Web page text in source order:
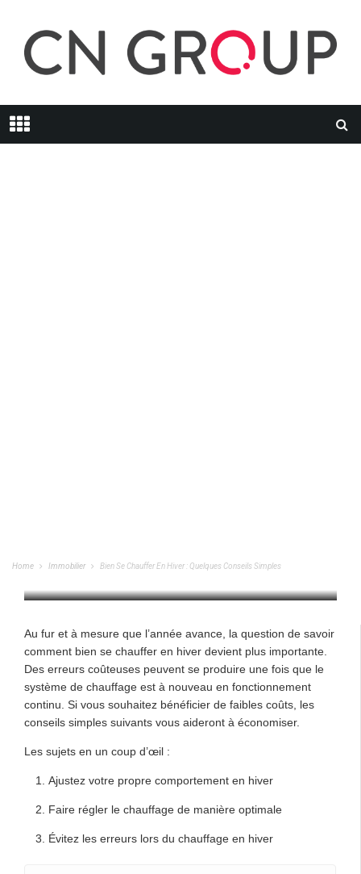
Home Immobilier Bien Se Chauffer En Hiver : Quelques Conseils Simples
Au fur et à mesure que l’année avance, la question de savoir
comment bien se chauffer en hiver devient plus importante.
Des erreurs coûteuses peuvent se produire une fois que le
système de chauffage est à nouveau en fonctionnement
continu. Si vous souhaitez bénéficier de faibles coûts, les
conseils simples suivants vous aideront à économiser.
Les sujets en un coup d’œil :
Ajustez votre propre comportement en hiver
Faire régler le chauffage de manière optimale
Évitez les erreurs lors du chauffage en hiver